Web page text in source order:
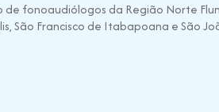
fonoaudiólogos da Região Norte
São Francisco de Itabapoana e São